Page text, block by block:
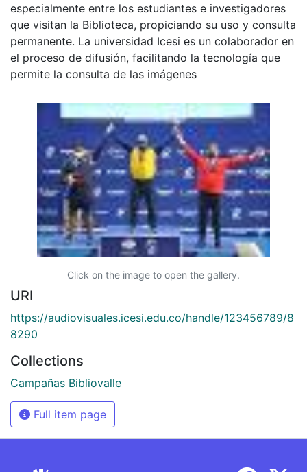
especialmente entre los estudiantes e investigadores
que visitan la Biblioteca, propiciando su uso y consulta
permanente. La universidad Icesi es un colaborador en
el proceso de difusión, facilitando la tecnología que
permite la consulta de las imágenes
Click on the image to open the gallery.
URI
https://audiovisuales.icesi.edu.co/handle/123456789/8
8290
Collections
Campañas Bibliovalle
Full item page